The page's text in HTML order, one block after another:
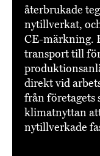
återbrukade
nytillverkat,
CE-märkning.
transport till
direkt vid
från företagets
klimatnyttan
nytillverkade